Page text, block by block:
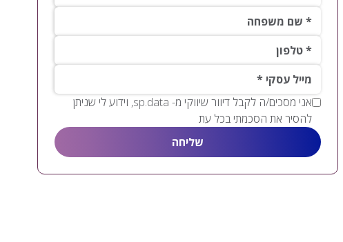
שם משפחה*
טלפון*
*מייל עסקי
אני מסכים/ה לקבל דיוור שיווקי מ- sp.data, וידוע לי שניתן
להסיר את הסכמתי בכל עת